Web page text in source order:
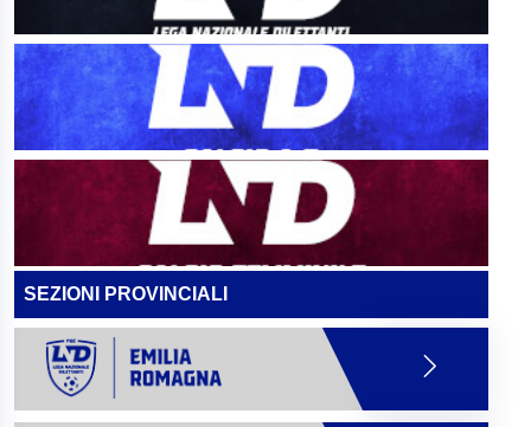
SEZIONI PROVINCIALI